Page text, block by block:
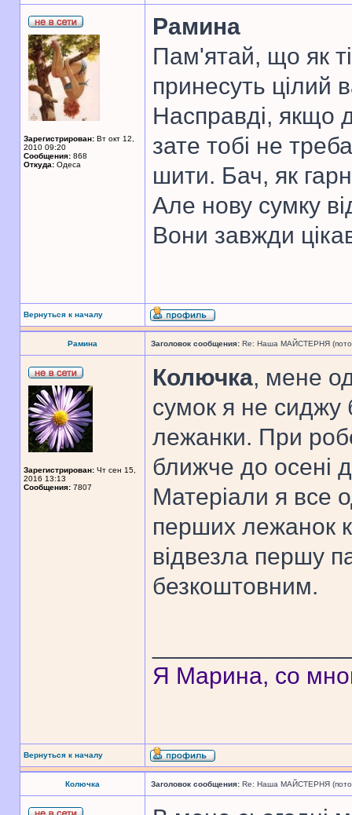
Зарегистрирован: Вт окт 12,
2010 09:20
Сообщения: 868
Откуда: Одеса
Рамина
Пам'ятай, що як
принесуть цілий
Насправді, якщо
зате тобі не
шити. Бач, як
Але нову сумку
Вони завжди
Вернуться к началу
Рамина Заголовок сообщения: Re: Наша МАЙСТЕРНЯ
Зарегистрирован: Чт сен 15,
2016 13:13
Сообщения: 7807
Колючка, мене
сумок я не сиджу
лежанки. При
ближче до осені
Матеріали я все
перших лежанок
відвезла першу
безкоштовним.
Я Марина, со
Вернуться к началу
Колючка Заголовок сообщения: Re: Наша МАЙСТЕРНЯ